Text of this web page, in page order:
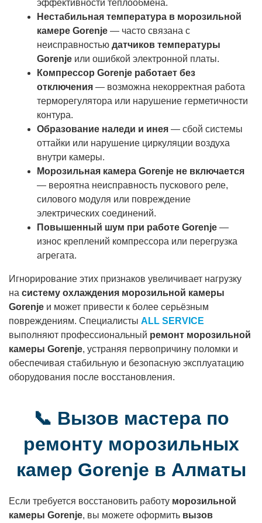
эффективности теплообмена.
Нестабильная температура в морозильной
камере Gorenje — часто связана с
неисправностью датчиков температуры
Gorenje или ошибкой электронной платы.
Компрессор Gorenje работает без
отключения — возможна некорректная работа
терморегулятора или нарушение герметичности
контура.
Образование наледи и инея — сбой системы
оттайки или нарушение циркуляции воздуха
внутри камеры.
Морозильная камера Gorenje не включается
— вероятна неисправность пускового реле,
силового модуля или повреждение
электрических соединений.
Повышенный шум при работе Gorenje —
износ креплений компрессора или перегрузка
агрегата.
Игнорирование этих признаков увеличивает нагрузку
на систему охлаждения морозильной камеры
Gorenje и может привести к более серьёзным
повреждениям. Специалисты ALL SERVICE
выполняют профессиональный ремонт морозильной
камеры Gorenje, устраняя первопричину поломки и
обеспечивая стабильную и безопасную эксплуатацию
оборудования после восстановления.
📞 Вызов мастера по
ремонту морозильных
камер Gorenje в Алматы
Если требуется восстановить работу морозильной
камеры Gorenje, вы можете оформить вызов